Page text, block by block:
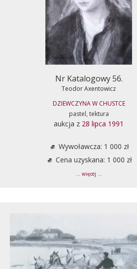
Nr Katalogowy 56.
Teodor Axentowicz
DZIEWCZYNA W CHUSTCE
pastel, tektura
aukcja z 28 lipca 1991
Wywoławcza: 1 000 zł
Cena uzyskana: 1 000 zł
... więcej ...